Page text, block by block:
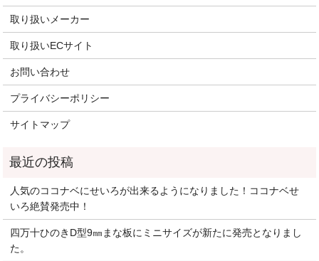
取り扱いメーカー
取り扱いECサイト
お問い合わせ
プライバシーポリシー
サイトマップ
人気のココナベにせいろが出来るようになりました！ココナベせ
いろ絶賛発売中！
四万十ひのきD型9㎜まな板にミニサイズが新たに発売となりまし
た。